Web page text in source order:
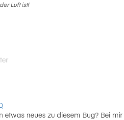
Luft ist!
etwas neues zu diesem Bug? Bei